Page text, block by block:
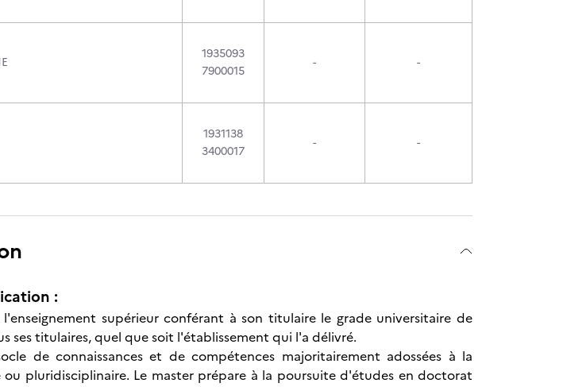
1935093
7900015
- -
1931138
3400017
- -
:
supérieur conférant à son titulaire le grade universitaire de
ses titulaires, quel que soit l'établissement qui l'a délivré.
de connaissances et de compétences majoritairement adossées à la
pluridisciplinaire. Le master prépare à la poursuite d'études en doctorat